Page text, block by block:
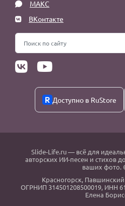
МАКС
ВКонтакте
Доступно в RuStore
Slide-Life.ru— всё для
авторских ИИ-песен и стихов
ваших фото.
Красногорск, Павшинский
ОГРНИП 314501208500019, ИНН
Елена